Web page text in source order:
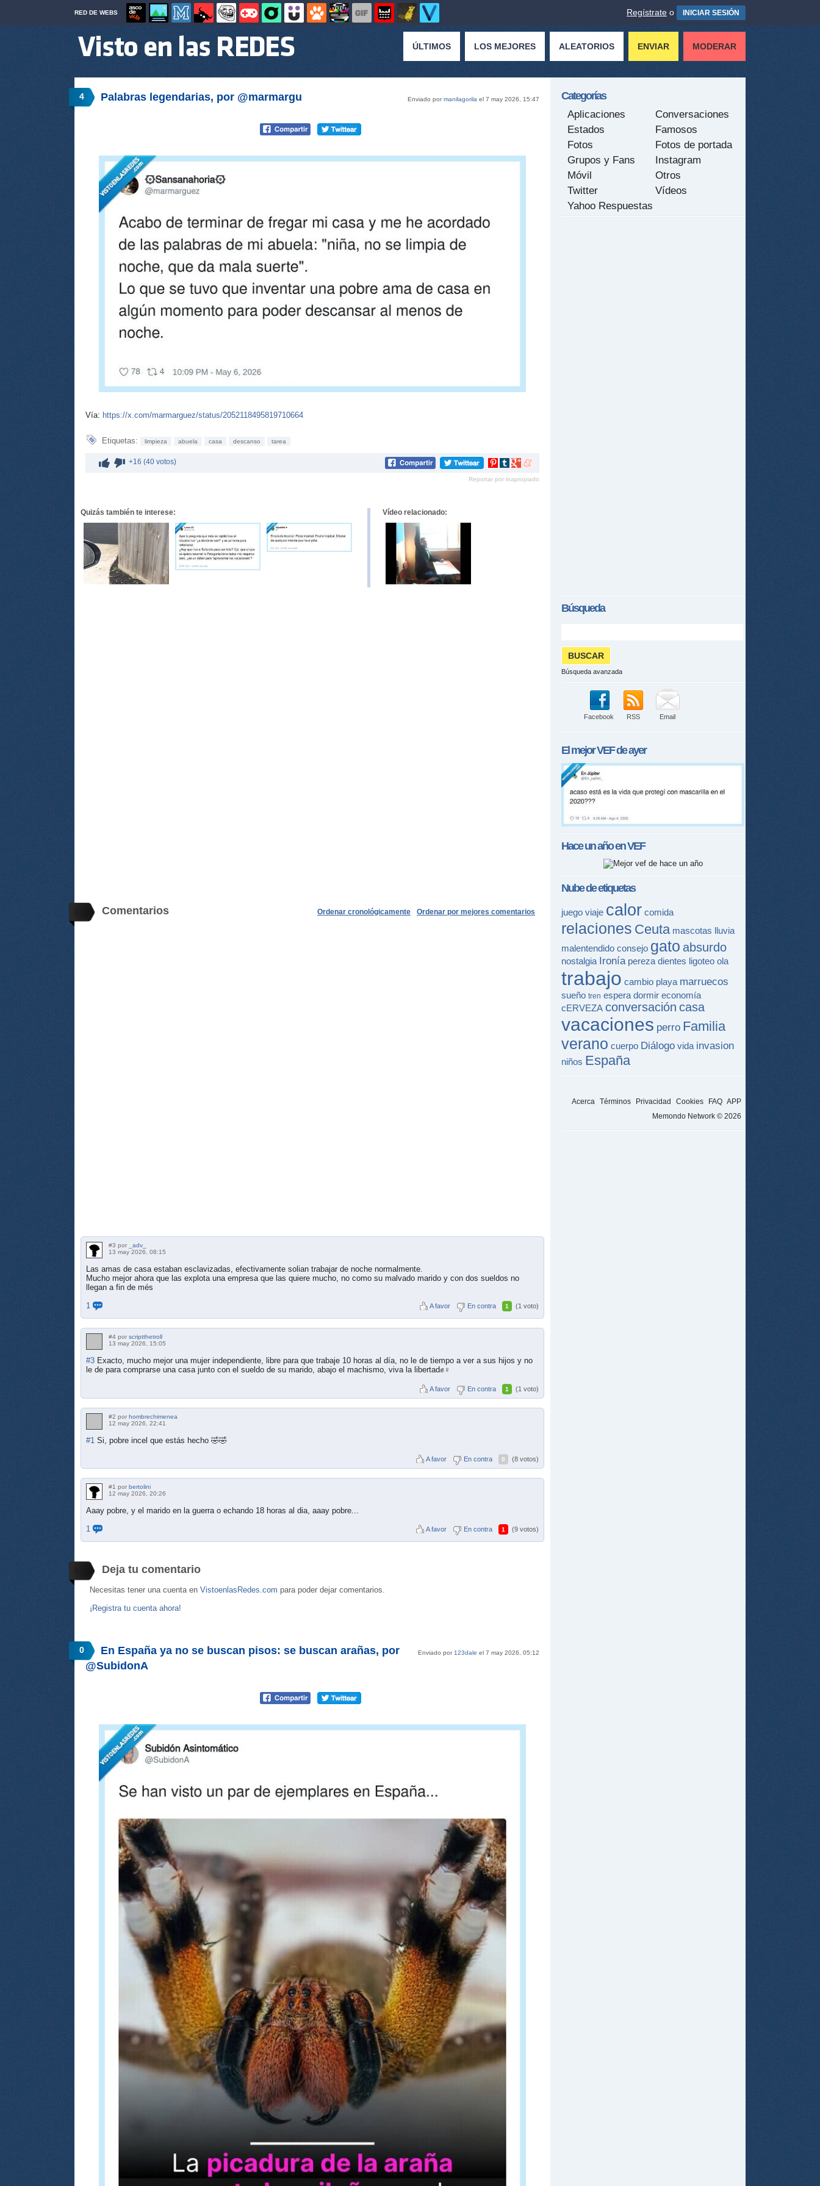
RED DE WEBS Regístrate o INICIAR SESIÓN
ÚLTIMOS LOS MEJORES ALEATORIOS ENVIAR MODERAR
4 Enviado pormanilagorila el 7 may 2026, 15:47
Palabras legendarias, por @marmargu
Vía: https://x.com/marmarguez/status/2052118495819710664
Etiquetas: limpieza abuela casa descanso tarea
+16 (40 votos)
Compartir
Pinterest
Compartir
tumblr
Compartir
Google+
Compartir
meneame
Reportar por inapropiado
Quizás también te interese: Vídeo relacionado:
Comentarios Ordenar por mejores comentarios
Ordenar cronológicamente
#3 por
_adv_
13 may 2026, 08:15
Las amas de casa estaban esclavizadas, efectivamente solian trabajar de noche normalmente.
Mucho mejor ahora que las explota una empresa que las quiere mucho, no como su malvado marido y con dos sueldos no
llegan a fin de més
1
A favor En contra 1 (1 voto)
#4 por scriptthetroll
13 may 2026, 15:05
#3 Exacto, mucho mejor una mujer independiente, libre para que trabaje 10 horas al día, no le de tiempo a ver a sus hijos y no
le de para comprarse una casa junto con el sueldo de su marido, abajo el machismo, viva la libertad✊♀️
A favor En contra 1 (1 voto)
#2 por hombrechimenea
12 may 2026, 22:41
#1 Si, pobre incel que estás hecho 🤣🤣
A favor En contra 0 (8 votos)
#1 por bertolini
12 may 2026, 20:26
Aaay pobre, y el marido en la guerra o echando 18 horas al dia, aaay pobre...
1
A favor En contra 1 (9 votos)
Deja tu comentario
Necesitas tener una cuenta en VistoenlasRedes.com para poder dejar comentarios.
¡Registra tu cuenta ahora!
0 Enviado por 123dale el 7 may 2026, 05:12
En España ya no se buscan pisos: se buscan arañas, por
@SubidonA
Categorías
Aplicaciones
Conversaciones
Estados
Famosos
Fotos
Fotos de portada
Grupos y Fans
Instagram
Móvil
Otros
Twitter
Vídeos
Yahoo Respuestas
Búsqueda
Búsqueda avanzada
Facebook RSS Email
El mejorVEFde ayer
Hace un año enVEF
Nube de etiquetas
juego viaje calor comida
relaciones Ceuta mascotas lluvia
malentendido consejo gato absurdo
nostalgia Ironía pereza dientes ligoteo ola
trabajo cambio playa marruecos
sueño tren espera dormir economía
cERVEZA conversación casa
vacaciones perro Familia
verano cuerpo Diálogo vida invasion
niños España
Acerca Términos Privacidad Cookies FAQ APP
Memondo Network © 2026